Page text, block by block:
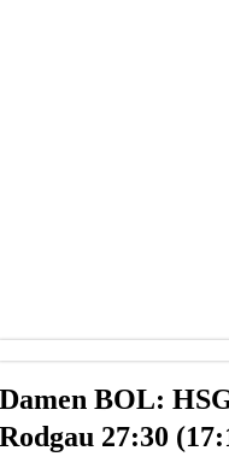
Damen BOL:
Rodgau 27:30